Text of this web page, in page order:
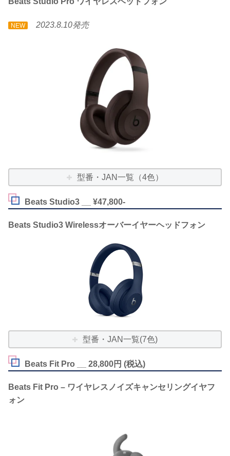
NEW 2023.8.10発売
型番・JAN一覧（4色）
Beats Studio3 __ ¥47,800-
Beats Studio3 Wirelessオーバーイヤーヘッドフォン
型番・JAN一覧(7色)
Beats Fit Pro __ 28,800円 (税込)
Beats Fit Pro – ワイヤレスノイズキャンセリングイヤフ
ォン